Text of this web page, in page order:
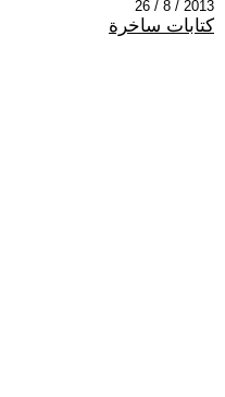
2013 / 8 / 26
كتابات ساخرة